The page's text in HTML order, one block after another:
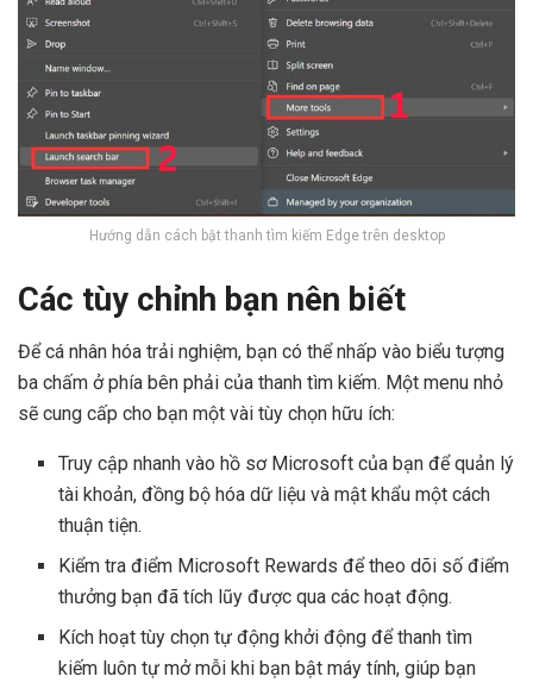
Hướng dẫn cách bật thanh tìm kiếm Edge trên desktop
Các tùy chỉnh bạn nên biết
Để cá nhân hóa trải nghiệm, bạn có thể nhấp vào biểu tượng
ba chấm ở phía bên phải của thanh tìm kiếm. Một menu nhỏ
sẽ cung cấp cho bạn một vài tùy chọn hữu ích:
Truy cập nhanh vào hồ sơ Microsoft của bạn để quản lý
tài khoản, đồng bộ hóa dữ liệu và mật khẩu một cách
thuận tiện.
Kiểm tra điểm Microsoft Rewards để theo dõi số điểm
thưởng bạn đã tích lũy được qua các hoạt động.
Kích hoạt tùy chọn tự động khởi động để thanh tìm
kiếm luôn tự mở mỗi khi bạn bật máy tính, giúp bạn